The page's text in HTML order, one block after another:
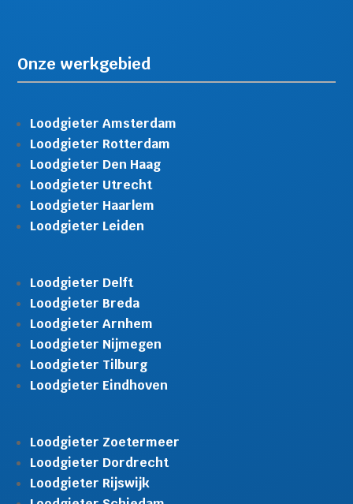
Gratis offerte in 24
Onze werkgebied
Loodgieter Amsterdam
Loodgieter Rotterdam
Loodgieter Den Haag
Loodgieter Utrecht
Loodgieter Haarlem
Loodgieter Leiden
Loodgieter Delft
Loodgieter Breda
Loodgieter Arnhem
Loodgieter Nijmegen
Loodgieter Tilburg
Loodgieter Eindhoven
Loodgieter Zoetermeer
Loodgieter Dordrecht
Loodgieter Rijswijk